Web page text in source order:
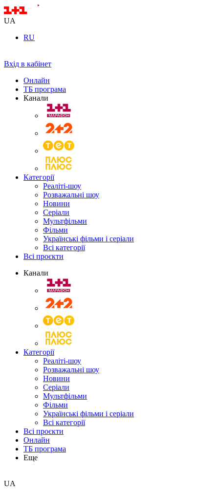
UA
RU
Вхід в кабінет
Онлайн
ТБ програма
Канали
Категорії
Реаліті-шоу
Розважальні шоу
Новини
Серіали
Мультфільми
Фільми
Українські фільми і серіали
Всі категорії
Всі проєкти
Канали
Категорії
Реаліті-шоу
Розважальні шоу
Новини
Серіали
Мультфільми
Фільми
Українські фільми і серіали
Всі категорії
Всі проєкти
Онлайн
ТБ програма
Еще
UA